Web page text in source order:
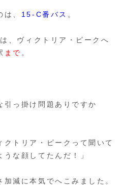
、 15-C番バス 。
、ヴィクトリア・ピークへ
まで 。
引っ掛け問題ありですか
クトリア・ピークって聞いて
な顔してたんだ！」
減に本気でへこみました。